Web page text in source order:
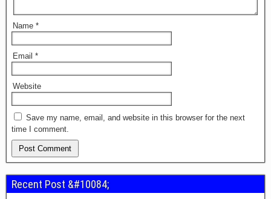
Name *
Email *
Website
Save my name, email, and website in this browser for the next
time I comment.
Recent Post &#10084;